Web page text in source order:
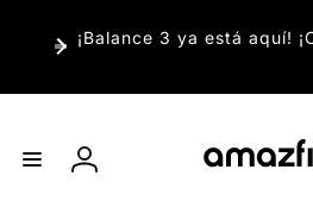
contenido¡Balance 3 ya está aquí!
Iniciar